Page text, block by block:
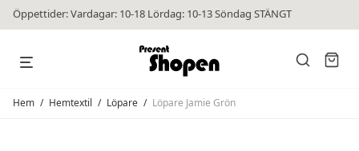
Öppettider: Vardagar: 10-18 Lördag: 10-13 Söndag STÄNGT
Hem / Hemtextil / Löpare / Löpare Jamie Grön